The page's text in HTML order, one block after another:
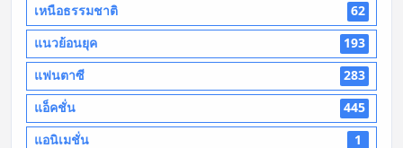
เหนือธรรมชาติ
62
แนวย้อนยุค
193
แฟนตาซี
283
แอ็คชั่น
445
แอนิเมชั่น
1